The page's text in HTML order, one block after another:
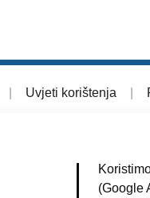
Uvjeti korištenja
(Google